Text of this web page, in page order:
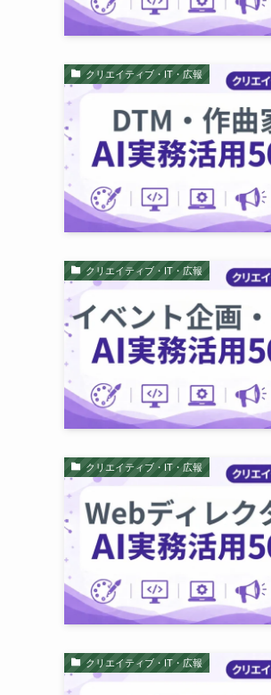
クリエイティブ・IT・広報
クリエイティブ・IT・広報
クリエイティブ・IT・広報
クリエイティブ・IT・広報